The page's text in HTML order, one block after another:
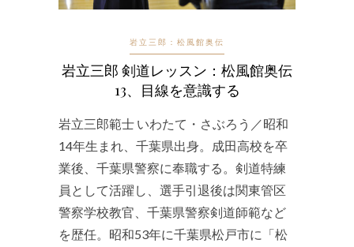
岩立三郎：松風館奥伝
岩立三郎 剣道レッスン：松風館奥伝
13、目線を意識する
岩立三郎範士 いわたて・さぶろう／昭和
14年生まれ、千葉県出身。成田高校を卒
業後、千葉県警察に奉職する。剣道特練
員として活躍し、選手引退後は関東管区
警察学校教官、千葉県警察剣道師範など
を歴任。昭和53年に千葉県松戸市に「松